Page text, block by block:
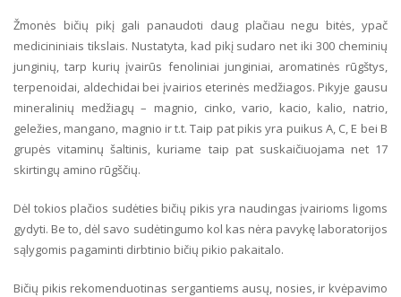
Žmonės bičių pikį gali panaudoti daug plačiau negu bitės, ypač
medicininiais tikslais. Nustatyta, kad pikį sudaro net iki 300 cheminių
junginių, tarp kurių įvairūs fenoliniai junginiai, aromatinės rūgštys,
terpenoidai, aldechidai bei įvairios eterinės medžiagos. Pikyje gausu
mineralinių medžiagų – magnio, cinko, vario, kacio, kalio, natrio,
geležies, mangano, magnio ir t.t. Taip pat pikis yra puikus A, C, E bei B
grupės vitaminų šaltinis, kuriame taip pat suskaičiuojama net 17
skirtingų amino rūgščių.
Dėl tokios plačios sudėties bičių pikis yra naudingas įvairioms ligoms
gydyti. Be to, dėl savo sudėtingumo kol kas nėra pavykę laboratorijos
sąlygomis pagaminti dirbtinio bičių pikio pakaitalo.
Bičių pikis rekomenduotinas sergantiems ausų, nosies, ir kvėpavimo